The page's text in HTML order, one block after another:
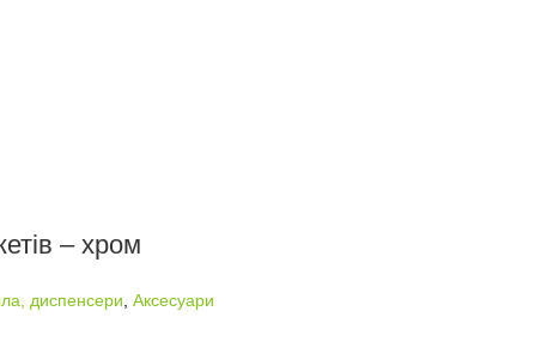
– хром
диспенсери, Аксесуари